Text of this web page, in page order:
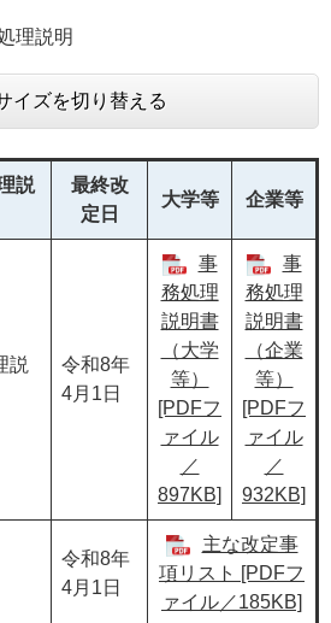
理説明
イズを切り替える
説
最終改
定日
大学等 企業等
説
令和8年
4月1日
事
務処理
説明書
（大学
等）
[PDFフ
ァイル
／
897KB]
事
務処理
説明書
（企業
等）
[PDFフ
ァイル
／
932KB]
令和8年
4月1日
主な改定事
項リスト [PDFフ
ァイル／185KB]